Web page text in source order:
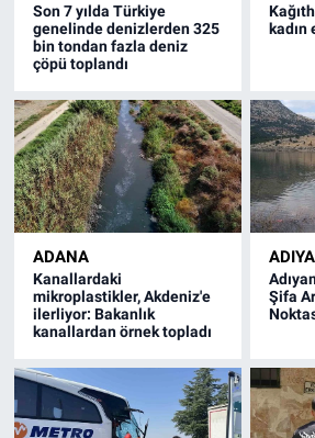
Son 7 yılda Türkiye
genelinde denizlerden 325
bin tondan fazla deniz
çöpü toplandı
kadın
ADANA
Kanallardaki
mikroplastikler, Akdeniz'e
ilerliyor: Bakanlık
kanallardan örnek topladı
Şifa